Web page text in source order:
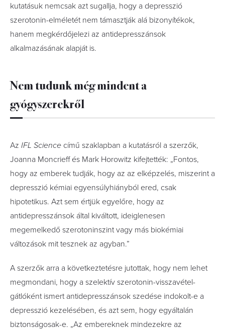
kutatásuk nemcsak azt sugallja, hogy a depresszió
szerotonin-elméletét nem támasztják alá bizonyítékok,
hanem megkérdőjelezi az antidepresszánsok
alkalmazásának alapját is.
Nem tudunk még mindent a
gyógyszerekről
Az IFL Science című szaklapban a kutatásról a szerzők,
Joanna Moncrieff és Mark Horowitz kifejtették: „Fontos,
hogy az emberek tudják, hogy az az elképzelés, miszerint a
depresszió kémiai egyensúlyhiányból ered, csak
hipotetikus. Azt sem értjük egyelőre, hogy az
antidepresszánsok által kiváltott, ideiglenesen
megemelkedő szerotoninszint vagy más biokémiai
változások mit tesznek az agyban.”
A szerzők arra a következtetésre jutottak, hogy nem lehet
megmondani, hogy a szelektív szerotonin-visszavétel-
gátlóként ismert antidepresszánsok szedése indokolt-e a
depresszió kezelésében, és azt sem, hogy egyáltalán
biztonságosak-e. „Az embereknek mindezekre az